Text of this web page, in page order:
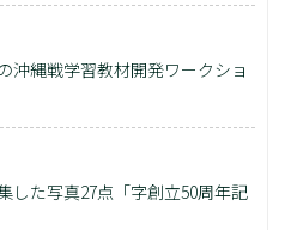
沖縄戦学習教材開発ワークショ
した写真27点「字創立50周年記